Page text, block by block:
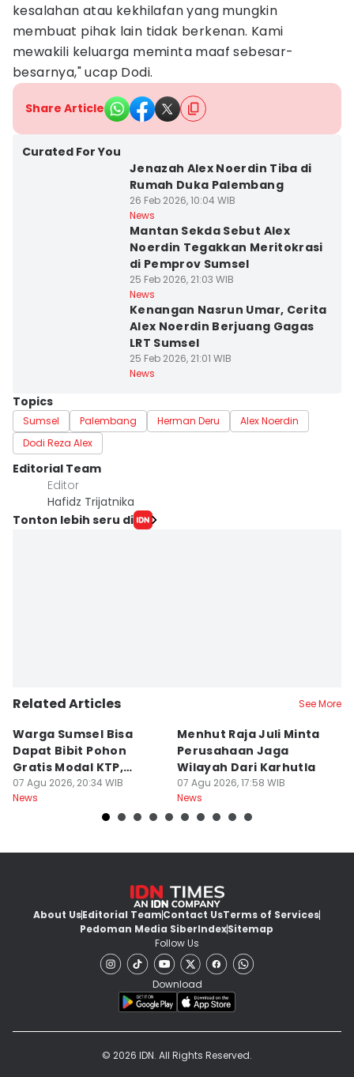
kesalahan atau kekhilafan yang mungkin
membuat pihak lain tidak berkenan. Kami
mewakili keluarga meminta maaf sebesar-
besarnya," ucap Dodi.
Share Article
Curated For You
Jenazah Alex Noerdin Tiba di
Rumah Duka Palembang
26 Feb 2026, 10:04 WIB
News
Mantan Sekda Sebut Alex
Noerdin Tegakkan Meritokrasi
di Pemprov Sumsel
25 Feb 2026, 21:03 WIB
News
Kenangan Nasrun Umar, Cerita
Alex Noerdin Berjuang Gagas
LRT Sumsel
25 Feb 2026, 21:01 WIB
News
Topics
Sumsel Palembang Herman Deru
Alex Noerdin
Dodi Reza Alex
Editorial Team
Editor
Hafidz Trijatnika
Tonton lebih seru di
Related Articles See More
Warga Sumsel Bisa
Dapat Bibit Pohon
Gratis Modal KTP,
Menhut Beberkan
Caranya
07 Agu 2026, 20:34 WIB
News
Menhut Raja Juli Minta
Perusahaan Jaga
Wilayah Dari Karhutla
07 Agu 2026, 17:58 WIB
News
About UsEditorial TeamContact UsTerms of Services
Pedoman Media SiberIndexSitemap
Follow Us
Download
© 2026 IDN. All Rights Reserved.